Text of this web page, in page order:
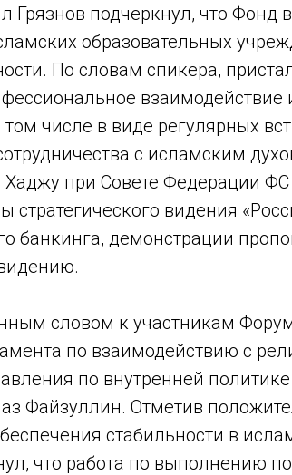
Грязнов подчеркнул, что Фонд
образовательных
По словам спикера,
том числе в виде регулярных
с исламским
Хаджу при Совете Федерации
стратегического видения
банкинга, демонстрации
словом к участникам
по взаимодействию с
по внутренней
Файзуллин. Отметив
стабильности в
что работа по выполнению